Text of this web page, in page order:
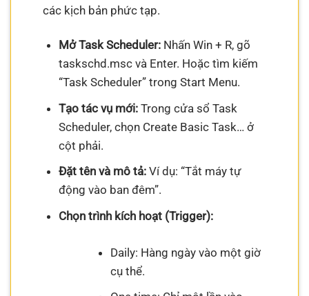
các kịch bản phức tạp.
Mở Task Scheduler:Nhấn Win + R, gõ
taskschd.msc và Enter. Hoặc tìm kiếm
“Task Scheduler” trong Start Menu.
Tạo tác vụ mới:Trong cửa sổ Task
Scheduler, chọn Create Basic Task… ở
cột phải.
Đặt tên và mô tả:Ví dụ: “Tắt máy tự
động vào ban đêm”.
Chọn trình kích hoạt (Trigger):
Daily: Hàng ngày vào một giờ
cụ thể.